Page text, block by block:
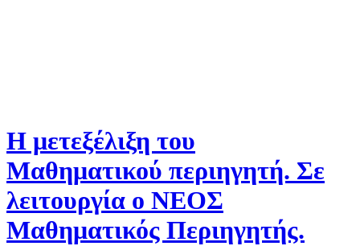
Η μετεξέλιξη του
Μαθηματικού περιηγητή. Σε
λειτουργία ο ΝΕΟΣ
Μαθηματικός Περιηγητής.